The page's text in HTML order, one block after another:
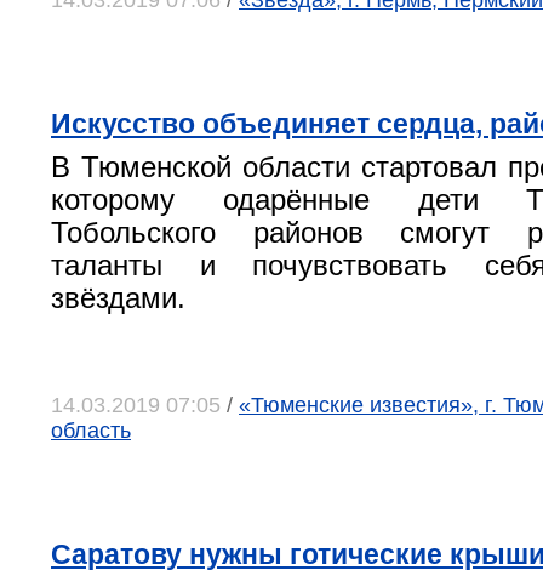
Искусство объединяет сердца,
В Тюменской области стартовал
которому одарённые дети
Тобольского районов смогут
таланты и почувствовать
звёздами.
14.03.2019 07:05 / «Тюменские известия», г.
область
Саратову нужны готические